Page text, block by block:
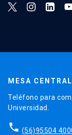
MESA CENTRAL
Teléfono para
Universidad.
phone (56)95504